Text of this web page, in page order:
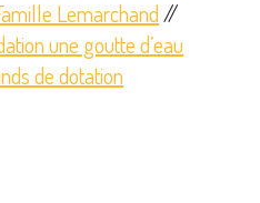
Lemarchand//
une goutte d’eau
de dotation